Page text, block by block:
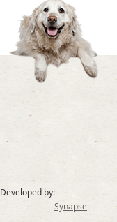
Developed by:
Synapse